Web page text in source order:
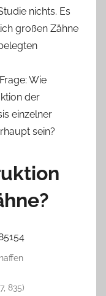
nichts. Es
großen Zähne
Wie
der
einzelner
sein?
835)